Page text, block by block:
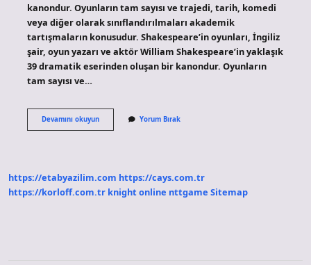
kanondur. Oyunların tam sayısı ve trajedi, tarih, komedi
veya diğer olarak sınıflandırılmaları akademik
tartışmaların konusudur. Shakespeare’in oyunları, İngiliz
şair, oyun yazarı ve aktör William Shakespeare’in yaklaşık
39 dramatik eserinden oluşan bir kanondur. Oyunların
tam sayısı ve…
Devamını okuyunShakespeare
Tekniği
Yorum Bırak
https://etabyazilim.com https://cays.com.tr
https://korloff.com.tr knight online nttgame Sitemap